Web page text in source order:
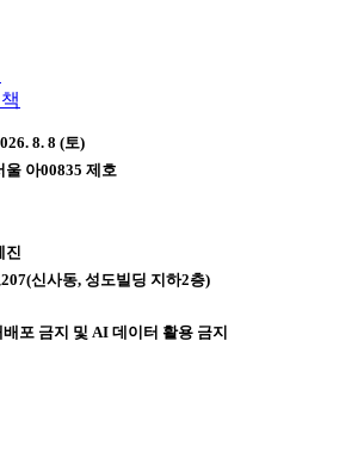
8. 8 (토)
아00835 제호
진
신사동, 성도빌딩 지하2층)
포 금지 및 AI 데이터 활용 금지